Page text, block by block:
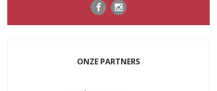
ONZE PARTNERS